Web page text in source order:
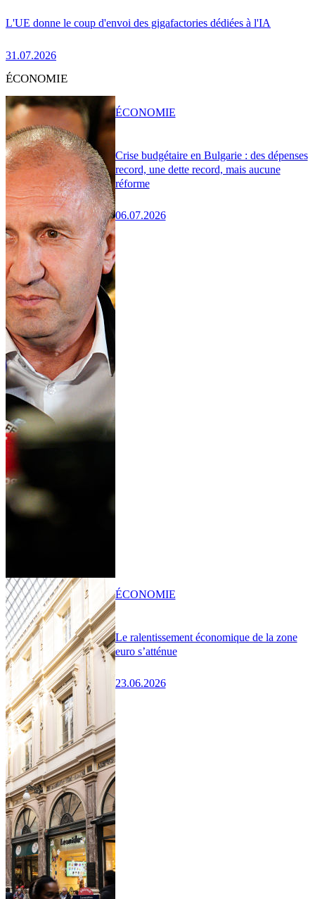
L'UE donne le coup d'envoi des gigafactories dédiées à l'IA
31.07.2026
ÉCONOMIE
Crise budgétaire en Bulgarie : des dépenses
record, une dette record, mais aucune
réforme
06.07.2026
ÉCONOMIE
Le ralentissement économique de la zone
euro s’atténue
23.06.2026
ÉCONOMIE